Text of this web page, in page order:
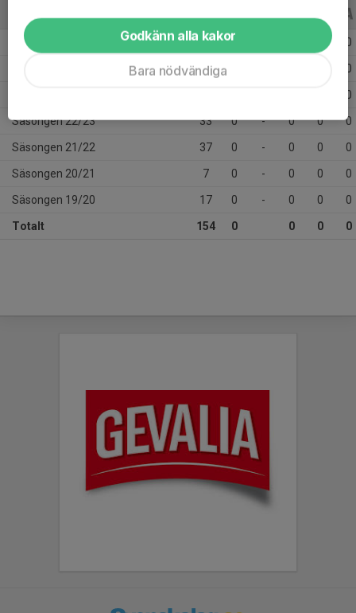
Säsongen 25/26 15 0 0
14 0
0
Säsongen 22/23 33 0 - 0 0 0
Säsongen 21/22 37 0 - 0 0 0
Säsongen 20/21 7 0 - 0 0 0
Säsongen 19/20 17 0 - 0 0 0
Totalt 154 0 0 0 0
Godkänn alla kakor
Bara nödvändiga